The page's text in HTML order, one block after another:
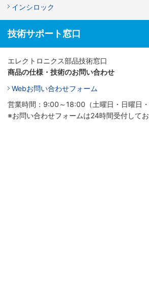
インシロック
技術サポート窓口
エレクトロニクス部品技術窓口
商品の仕様・技術のお問い合わせ
Webお問い合わせフォーム
営業時間：9:00～18:00（土曜日・日曜日・
※お問い合わせフォームは24時間受付してお